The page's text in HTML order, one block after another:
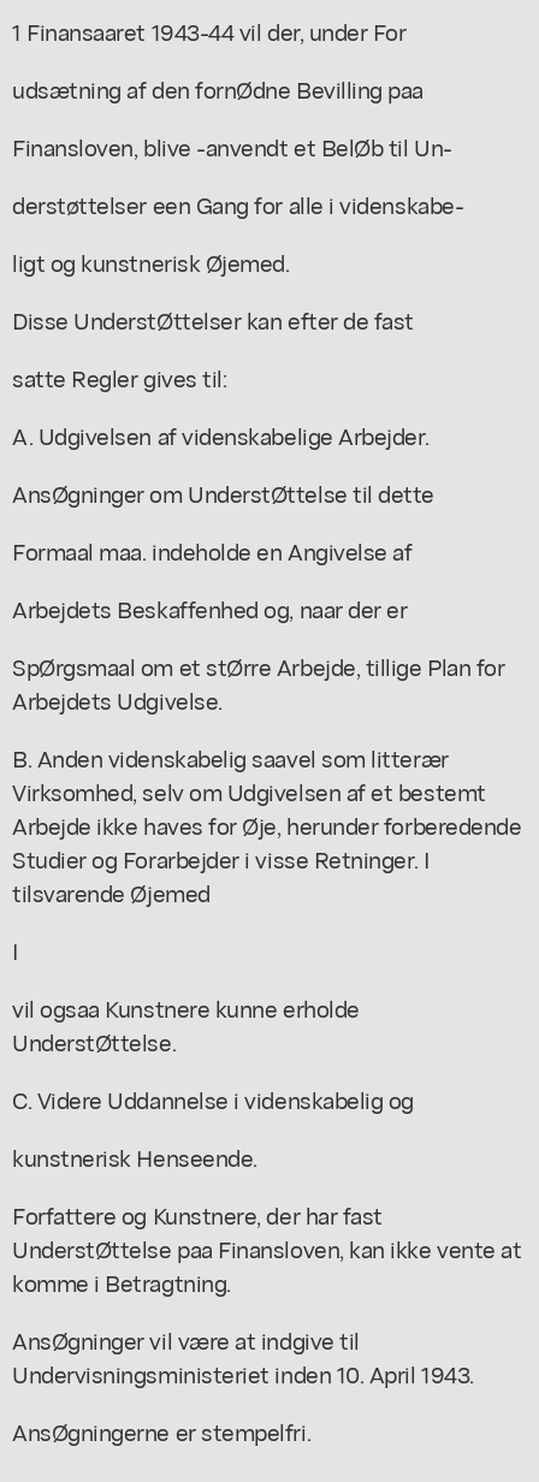
1 Finansaaret 1943-44 vil der, under For
udsætning af den fornØdne Bevilling paa
Finansloven, blive -anvendt et BelØb til Un-
derstøttelser een Gang for alle i videnskabe-
ligt og kunstnerisk Øjemed.
Disse UnderstØttelser kan efter de fast
satte Regler gives til:
A. Udgivelsen af videnskabelige Arbejder.
AnsØgninger om UnderstØttelse til dette
Formaal maa. indeholde en Angivelse af
Arbejdets Beskaffenhed og, naar der er
SpØrgsmaal om et stØrre Arbejde, tillige Plan for
Arbejdets Udgivelse.
B. Anden videnskabelig saavel som litterær
Virksomhed, selv om Udgivelsen af et bestemt
Arbejde ikke haves for Øje, herunder forberedende
Studier og Forarbejder i visse Retninger. I
tilsvarende Øjemed
I
vil ogsaa Kunstnere kunne erholde
UnderstØttelse.
C. Videre Uddannelse i videnskabelig og
kunstnerisk Henseende.
Forfattere og Kunstnere, der har fast
UnderstØttelse paa Finansloven, kan ikke vente at
komme i Betragtning.
AnsØgninger vil være at indgive til
Undervisningsministeriet inden 10. April 1943.
AnsØgningerne er stempelfri.